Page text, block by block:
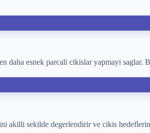
daha esnek parcali cikislar yapmayi saglar.
akilli sekilde degerlendirir ve cikis